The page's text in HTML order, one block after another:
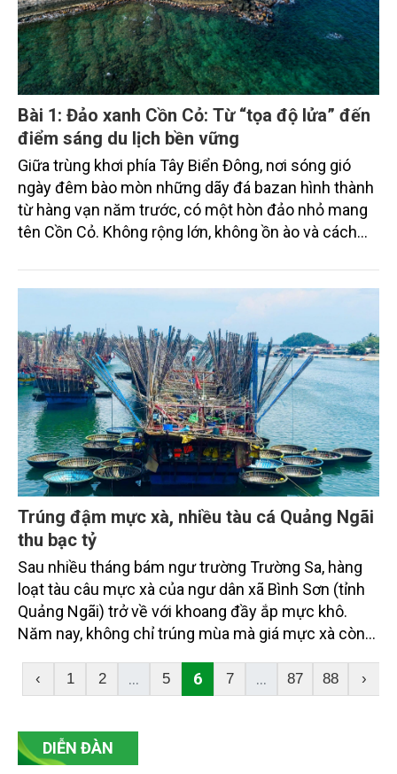
Bài 1: Đảo xanh Cồn Cỏ: Từ “tọa độ lửa” đến
điểm sáng du lịch bền vững
Giữa trùng khơi phía Tây Biển Đông, nơi sóng gió
ngày đêm bào mòn những dãy đá bazan hình thành
từ hàng vạn năm trước, có một hòn đảo nhỏ mang
tên Cồn Cỏ. Không rộng lớn, không ồn ào và cách
Trị) lại mang trong mình nhiều giá trị đặc biệt: vừa là
vị trí chiến lược về quốc phòng – an ninh, vừa là dấu
tích của những năm tháng chiến tranh khốc liệt,
đồng thời sở hữu hệ sinh thái biển còn khá nguyên
sơ. Từ một “pháo đài giữa biển”, Cồn Cỏ hôm nay
đang từng bước mở ra hướng phát triển mới gắn với
du lịch và kinh tế biển bền vững.
Trúng đậm mực xà, nhiều tàu cá Quảng Ngãi
thu bạc tỷ
Sau nhiều tháng bám ngư trường Trường Sa, hàng
loạt tàu câu mực xà của ngư dân xã Bình Sơn (tỉnh
Quảng Ngãi) trở về với khoang đầy ắp mực khô.
Năm nay, không chỉ trúng mùa mà giá mực xà còn
chủ tàu và thuyền viên có nguồn thu lớn.
‹ 1 2 ... 5 6 7 ... 87 88 ›
DIỄN ĐÀN